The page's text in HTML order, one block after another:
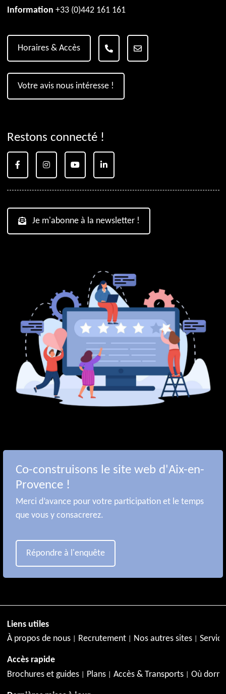
Information +33 (0)442 161 161
Horaires & Accès
Votre avis nous intéresse !
Restons connecté !
Je m'abonne à la newsletter !
Co-construisons le site web d'Aix-en-
Provence !
Merci d’avance pour votre participation et le temps
que vous y consacrerez.
Répondre à l'enquête
Liens utiles
À propos de nous
Recrutement Nos autres sites
Accès rapide
Brochures et guides
Plans Accès & Transports Où